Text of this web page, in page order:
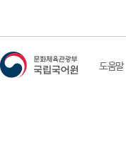
도움말